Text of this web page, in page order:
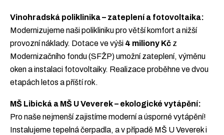
Vinohradská poliklinika – zateplení a fotovoltaika:
Modernizujeme naši polikliniku pro větší komfort a nižší
provozní náklady. Dotace ve výši 4 miliony Kč z
Modernizačního fondu (SFŽP) umožní zateplení, výměnu
oken a instalaci fotovoltaiky. Realizace proběhne ve dvou
etapách letos a příští rok.
MŠ Libická a MŠ U Veverek – ekologické vytápění:
Pro naše nejmenší zajistíme moderní a úsporné vytápění!
Instalujeme tepelná čerpadla, a v případě MŠ U Veverek i